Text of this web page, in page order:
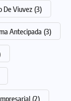
De Viuvez (3)
Antecipada (3)
(2)